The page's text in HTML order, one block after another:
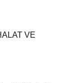
VE